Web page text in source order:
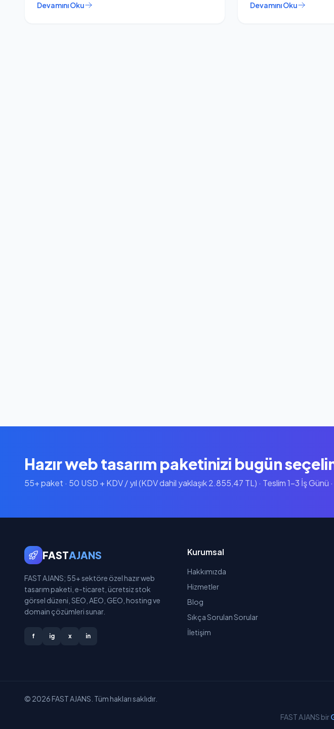
Devamını Oku
Devamını Oku
Hazır web tasarım paketinizi bugün
55+ paket · 50 USD + KDV / yıl (KDV dahil yaklaşık 2.855,47 TL) · Teslim 1-3 İş
FASTAJANS
FAST AJANS; 55+ sektöre özel hazır web
tasarım paketi, e-ticaret, ücretsiz stok
görsel düzeni, SEO, AEO, GEO, hosting ve
domain çözümleri sunar.
f ig x in
Kurumsal
Hakkımızda
Hizmetler
Blog
Sıkça Sorulan Sorular
İletişim
© 2026 FAST AJANS. Tüm hakları saklıdır.
FAST AJANS bir